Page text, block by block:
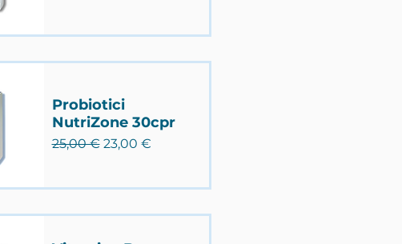
Probiotici
NutriZone 30cpr
Prezzo regolare
25,00 € Prezzo scontato
23,00 €